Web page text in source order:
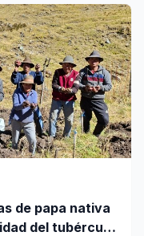
de papa nativa
del tubérculo